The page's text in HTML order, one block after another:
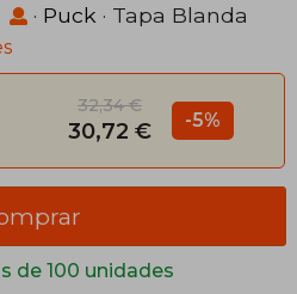
· Puck · Tapa Blanda
32,34 €
30,72 € -5%
de 100 unidades